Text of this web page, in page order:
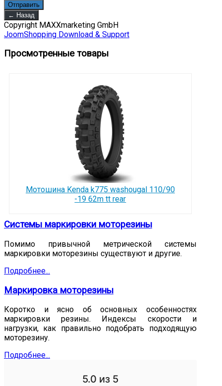
Copyright MAXXmarketing GmbH
JoomShopping Download & Support
Просмотренные товары
Мотошина Kenda k775 washougal 110/90
-19 62m tt rear
Системы маркировки моторезины
Помимо привычной метрической системы
маркировки моторезины существуют и другие.
Подробнее...
Маркировка моторезины
Коротко и ясно об основных особенностях
маркировки резины. Индексы скорости и
нагрузки, как правильно подобрать подходящую
моторезину.
Подробнее...
5.0 из 5